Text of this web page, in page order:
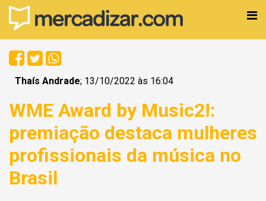
Thaís Andrade; 13/10/2022 às 16:04
WME Award by Music2!:
premiação destaca mulheres
profissionais da música no
Brasil